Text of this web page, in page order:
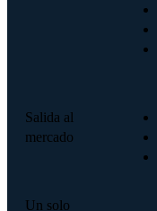
Salida al
mercado
Un solo